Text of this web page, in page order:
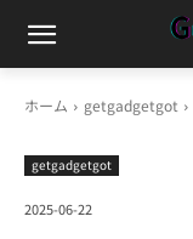
ホーム getgadgetgot
getgadgetgot
2025-06-22